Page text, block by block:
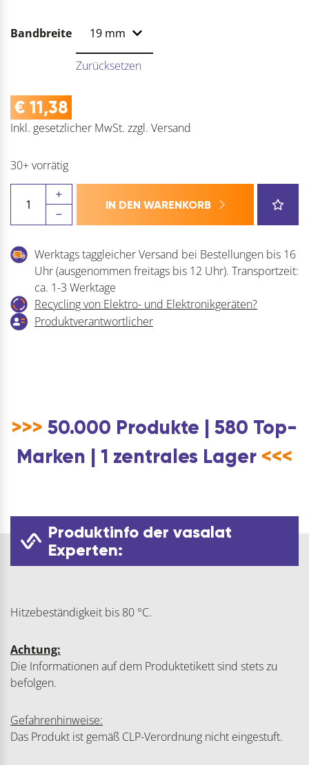
Bandbreite
Zurücksetzen
€ 11,38
Inkl. gesetzlicher MwSt. zzgl. Versand
30+ vorrätig
SCHULLER
Abdeckklebeband
Red
IND
Hitzebeständig
80
°C
IN DEN WARENKORB
Werktags taggleicher Versand bei Bestellungen bis 16
Uhr (ausgenommen freitags bis 12 Uhr). Transportzeit:
ca. 1-3 Werktage
Recycling von Elektro- und Elektronikgeräten?
Produktverantwortlicher
>>> 50.000 Produkte | 580 Top-
Marken | 1 zentrales Lager <<<
Produktinfo der vasalat
Experten:
Hitzebeständigkeit bis 80 °C.
Achtung:
Die Informationen auf dem Produktetikett sind stets zu
befolgen.
Gefahrenhinweise:
Das Produkt ist gemäß CLP-Verordnung nicht eingestuft.